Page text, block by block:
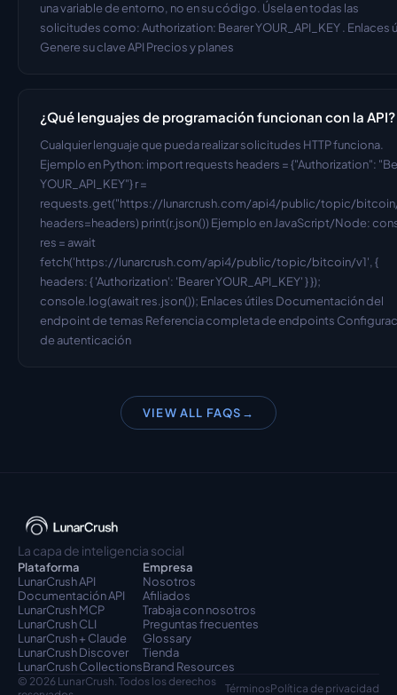
una variable de entorno, no en su código. Úsela en todas las
solicitudes como: Authorization: Bearer YOUR_API_KEY . Enlaces
Genere su clave API Precios y planes
¿Qué lenguajes de programación funcionan con la API?
Cualquier lenguaje que pueda realizar solicitudes HTTP funciona.
Ejemplo en Python: import requests headers = {"Authorization":
YOUR_API_KEY"} r =
requests.get("https://lunarcrush.com/api4/public/topic/
headers=headers) print(r.json()) Ejemplo en JavaScript/Node:
res = await
fetch('https://lunarcrush.com/api4/public/topic/bitcoin/v1', {
headers: { 'Authorization': 'Bearer YOUR_API_KEY' } });
console.log(await res.json()); Enlaces útiles Documentación del
endpoint de temas Referencia completa de endpoints
de autenticación
VIEW ALL FAQS →
La capa de inteligencia social
Plataforma
LunarCrush API
Documentación API
LunarCrush MCP
LunarCrush CLI
LunarCrush + Claude
LunarCrush Discover
LunarCrush Collections
Empresa
Nosotros
Afiliados
Trabaja con nosotros
Preguntas frecuentes
Glossary
Tienda
Brand Resources
© 2026 LunarCrush. Todos los derechos
TérminosPolítica de privacidad